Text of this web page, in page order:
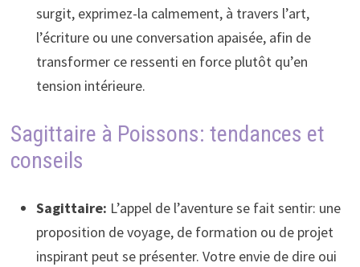
surgit, exprimez-la calmement, à travers l’art,
l’écriture ou une conversation apaisée, afin de
transformer ce ressenti en force plutôt qu’en
tension intérieure.
Sagittaire à Poissons: tendances et
conseils
Sagittaire: L’appel de l’aventure se fait sentir: une
proposition de voyage, de formation ou de projet
inspirant peut se présenter. Votre envie de dire oui